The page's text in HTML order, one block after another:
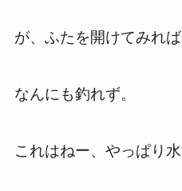
が、ふたを開けてみれば
なんにも釣れず。
これはねー、やっぱり